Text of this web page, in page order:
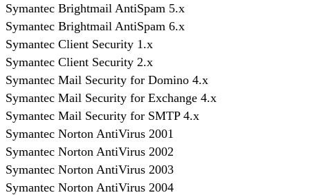
Symantec Brightmail AntiSpam 5.x
Symantec Brightmail AntiSpam 6.x
Symantec Client Security 1.x
Symantec Client Security 2.x
Symantec Mail Security for Domino 4.x
Symantec Mail Security for Exchange 4.x
Symantec Mail Security for SMTP 4.x
Symantec Norton AntiVirus 2001
Symantec Norton AntiVirus 2002
Symantec Norton AntiVirus 2003
Symantec Norton AntiVirus 2004